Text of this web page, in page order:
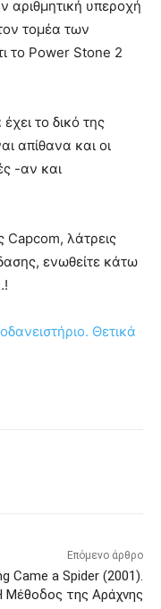
αριθμητική υπεροχή
τομέα των
το Power Stone 2
το δικό της
απίθανα και οι
-αν και
Capcom, λάτρεις
ενωθείτε κάτω
Θετικά
Επόμενο άρθρο
Came a Spider (2001).
Μέθοδος της Αράχνης